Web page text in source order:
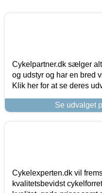
Cykelpartner.dk sælger
og udstyr og har en bred
Klik her for at se deres
Se udvalget
Cykelexperten.dk vil
kvalitetsbevidst